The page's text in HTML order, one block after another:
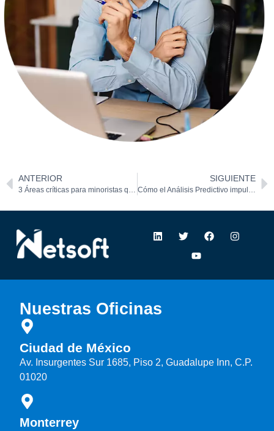
ANTERIOR SIGUIENTE
Nuestras Oficinas
Ciudad de México
Av. Insurgentes Sur 1685, Piso 2, Guadalupe Inn, C.P.
01020
Monterrey